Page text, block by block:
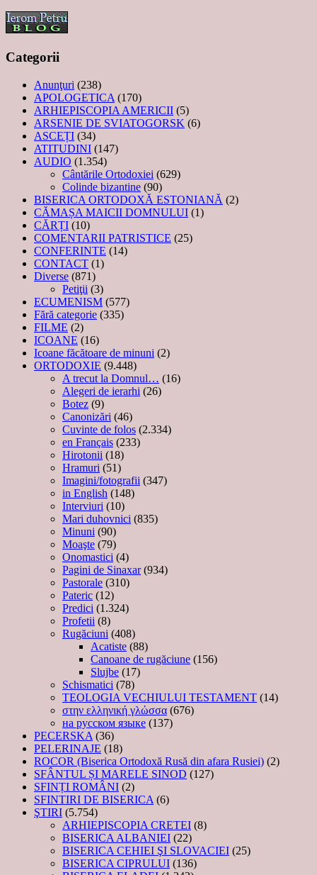
Categorii
Anunţuri (238)
APOLOGETICA (170)
ARHIEPISCOPIA AMERICII (5)
ARSENIE DE SVIATOGORSK (6)
ASCEȚI (34)
ATITUDINI (147)
AUDIO (1.354)
Cântările Ortodoxiei (629)
Colinde bizantine (90)
BISERICA ORTODOXĂ ESTONIANĂ (2)
CĂMAȘA MAICII DOMNULUI (1)
CĂRȚI (10)
COMENTARII PATRISTICE (25)
CONFERINTE (14)
CONTACT (1)
Diverse (871)
Petiţii (3)
ECUMENISM (577)
Fără categorie (335)
FILME (2)
ICOANE (16)
Icoane făcătoare de minuni (2)
ORTODOXIE (9.448)
A trecut la Domnul… (16)
Alegeri de ierarhi (26)
Botez (9)
Canonizări (46)
Cuvinte de folos (2.334)
en Français (233)
Hirotonii (18)
Hramuri (51)
Imagini/fotografii (347)
in English (148)
Interviuri (10)
Mari duhovnici (835)
Minuni (90)
Moaşte (79)
Onomastici (4)
Pagini de Sinaxar(934)
Pastorale (310)
Pateric (12)
Predici (1.324)
Profetii (8)
Rugăciuni (408)
Acatiste (88)
Canoane de rugăciune (156)
Slujbe (17)
Schismatici (78)
TEOLOGIA VECHIULUI TESTAMENT (14)
στην ελληνική γλώσσα (676)
на русском языке (137)
PECERSKA (36)
PELERINAJE (18)
ROCOR (Biserica Ortodoxă Rusă din afara Rusiei) (2)
SFÂNTUL ȘI MARELE SINOD (127)
SFINȚI ROMÂNI (2)
SFINTIRI DE BISERICA (6)
ŞTIRI (5.754)
ARHIEPISCOPIA CRETEI (8)
BISERICA ALBANIEI (22)
BISERICA CEHIEI ŞI SLOVACIEI (25)
BISERICA CIPRULUI (136)